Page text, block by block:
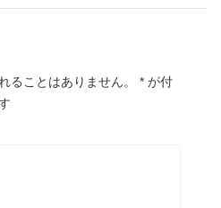
ることはありません。 * が付